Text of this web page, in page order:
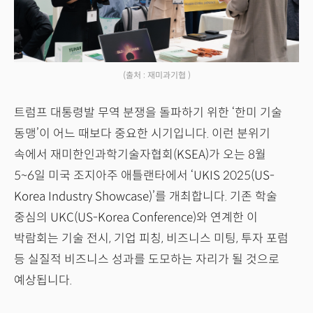
(출처 : 재미과기협 )
트럼프 대통령발 무역 분쟁을 돌파하기 위한 ‘한미 기술
동맹’이 어느 때보다 중요한 시기입니다. 이런 분위기
속에서 재미한인과학기술자협회(KSEA)가 오는 8월
5~6일 미국 조지아주 애틀랜타에서 ‘UKIS 2025(US-
Korea Industry Showcase)’를 개최합니다. 기존 학술
중심의 UKC(US-Korea Conference)와 연계한 이
박람회는 기술 전시, 기업 피칭, 비즈니스 미팅, 투자 포럼
등 실질적 비즈니스 성과를 도모하는 자리가 될 것으로
예상됩니다.